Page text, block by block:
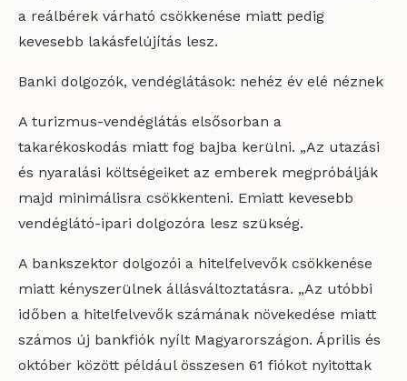
a reálbérek várható csökkenése miatt pedig
kevesebb lakásfelújítás lesz.
Banki dolgozók, vendéglátások: nehéz év elé néznek
A turizmus-vendéglátás elsősorban a
takarékoskodás miatt fog bajba kerülni. „Az utazási
és nyaralási költségeiket az emberek megpróbálják
majd minimálisra csökkenteni. Emiatt kevesebb
vendéglátó-ipari dolgozóra lesz szükség.
A bankszektor dolgozói a hitelfelvevők csökkenése
miatt kényszerülnek állásváltoztatásra. „Az utóbbi
időben a hitelfelvevők számának növekedése miatt
számos új bankfiók nyílt Magyarországon. Április és
október között például összesen 61 fiókot nyitottak